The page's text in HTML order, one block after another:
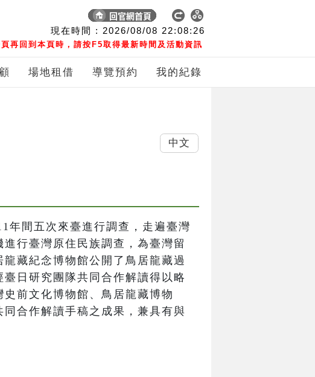
現在時間 : 2026/08/08 22:08:26
再回到本頁時，請按F5取得最新時間及活動資訊
場地租借 導覽預約 我的紀錄
年間五次來臺進行調查，走遍臺灣
行臺灣原住民族調查，為臺灣留
藏紀念博物館公開了鳥居龍藏過
日研究團隊共同合作解讀得以略
前文化博物館、鳥居龍藏博物
合作解讀手稿之成果，兼具有與